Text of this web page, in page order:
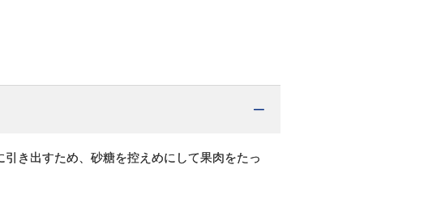
き出すため、砂糖を控えめにして果肉をたっ